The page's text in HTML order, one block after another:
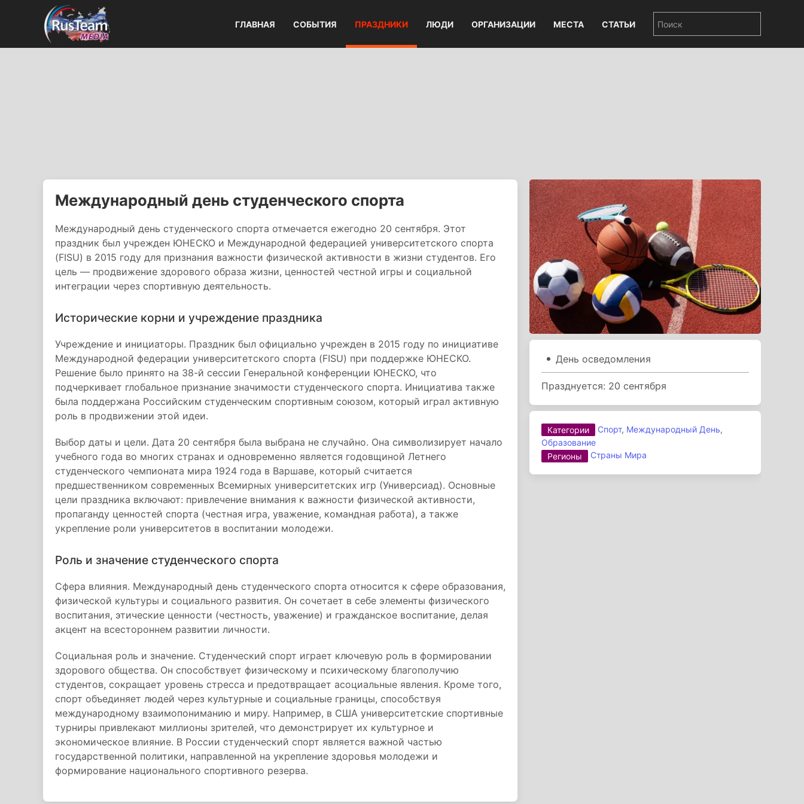
ГЛАВНАЯ СОБЫТИЯ ПРАЗДНИКИ ЛЮДИ ОРГАНИЗАЦИИ МЕСТА СТАТЬИ
Международный день студенческого спорта
Международный день студенческого спорта отмечается ежегодно 20 сентября. Этот
праздник был учрежден ЮНЕСКО и Международной федерацией университетского спорта
(FISU) в 2015 году для признания важности физической активности в жизни студентов. Его
цель — продвижение здорового образа жизни, ценностей честной игры и социальной
интеграции через спортивную деятельность.
Исторические корни и учреждение праздника
Учреждение и инициаторы. Праздник был официально учрежден в 2015 году по инициативе
Международной федерации университетского спорта (FISU) при поддержке ЮНЕСКО.
Решение было принято на 38-й сессии Генеральной конференции ЮНЕСКО, что
подчеркивает глобальное признание значимости студенческого спорта. Инициатива также
была поддержана Российским студенческим спортивным союзом, который играл активную
роль в продвижении этой идеи.
Выбор даты и цели. Дата 20 сентября была выбрана не случайно. Она символизирует начало
учебного года во многих странах и одновременно является годовщиной Летнего
студенческого чемпионата мира 1924 года в Варшаве, который считается
предшественником современных Всемирных университетских игр (Универсиад). Основные
цели праздника включают: привлечение внимания к важности физической активности,
пропаганду ценностей спорта (честная игра, уважение, командная работа), а также
укрепление роли университетов в воспитании молодежи.
Роль и значение студенческого спорта
Сфера влияния. Международный день студенческого спорта относится к сфере образования,
физической культуры и социального развития. Он сочетает в себе элементы физического
воспитания, этические ценности (честность, уважение) и гражданское воспитание, делая
акцент на всестороннем развитии личности.
Социальная роль и значение. Студенческий спорт играет ключевую роль в формировании
здорового общества. Он способствует физическому и психическому благополучию
студентов, сокращает уровень стресса и предотвращает асоциальные явления. Кроме того,
спорт объединяет людей через культурные и социальные границы, способствуя
международному взаимопониманию и миру. Например, в США университетские спортивные
турниры привлекают миллионы зрителей, что демонстрирует их культурное и
экономическое влияние. В России студенческий спорт является важной частью
государственной политики, направленной на укрепление здоровья молодежи и
формирование национального спортивного резерва.
День осведомления
Празднуется: 20 сентября
Категории Спорт, Международный День,
Образование
Регионы
Страны Мира